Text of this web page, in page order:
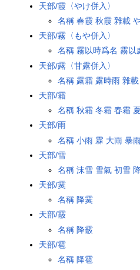
天部/霞〈やけ併入〉
名稱 春霞 秋霞 雜載
天部/霧〈もや併入〉
名稱 霧以時爲名 霧以
天部/露〈甘露併入〉
名稱 露霜 露時雨 雜載
天部/霜
名稱 秋霜 冬霜 春霜
天部/雨
名稱 小雨 霖 大雨 暴
天部/雪
名稱 沫雪 雪氣 初雪
天部/霙
名稱 降霙
天部/霰
名稱 降霰
天部/雹
名稱 降雹